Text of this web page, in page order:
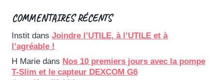
COMMENTAIRES RÉCENTS
Instit dans Joindre l’UTILE, à l’UTILE et à
l’agréable !
H Marie dans Nos 10 premiers jours avec la pompe
T-Slim et le capteur DEXCOM G6